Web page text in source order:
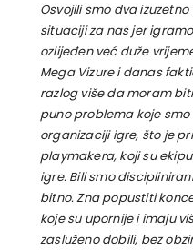
Osvojili smo dva
situaciji za nas jer
ozlijeđen već duže
Mega Vizure i danas
razlog više da moram
puno problema koje
organizaciji igre, što je
playmakera, koji su
igre. Bili smo
bitno. Zna popustiti
koje su upornije i imaju
zasluženo dobili, bez